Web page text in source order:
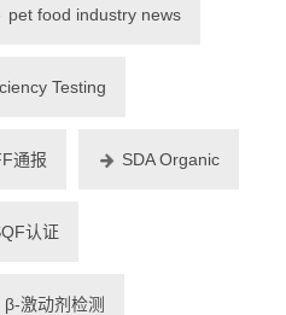
pet food industry news
Testing
通报 SDA Organic
认证
β-激动剂检测